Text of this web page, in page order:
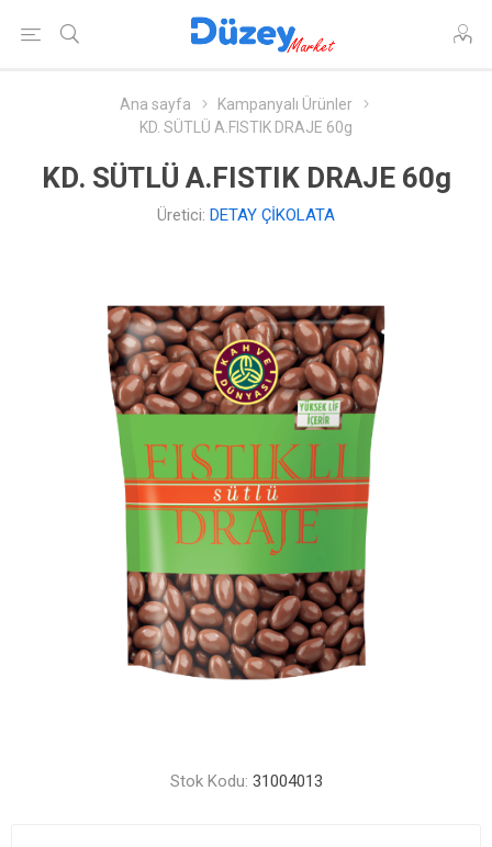
Ana sayfa
Kampanyalı Ürünler
KD. SÜTLÜ A.FISTIK DRAJE 60g
KD. SÜTLÜ A.FISTIK DRAJE 60g
Üretici: DETAY ÇİKOLATA
Stok Kodu: 31004013